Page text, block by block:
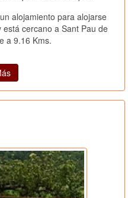
alojamiento para alojarse
cercano a Sant Pau de
a 9.16 Kms.